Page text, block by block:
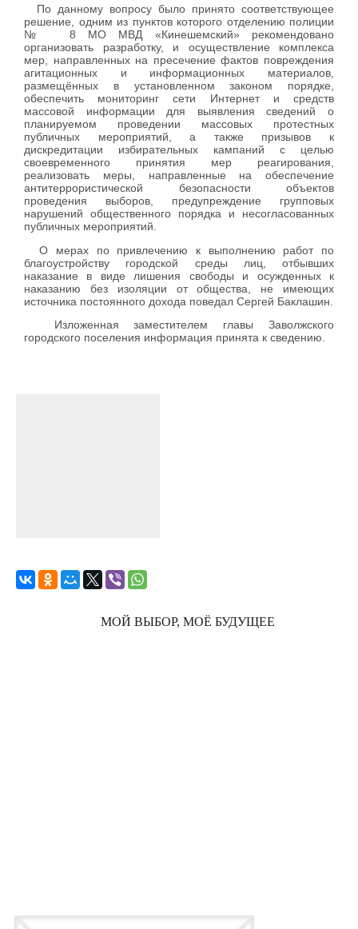
По данному вопросу было принято соответствующее
решение, одним из пунктов которого отделению полиции
№ 8 МО МВД «Кинешемский» рекомендовано
организовать разработку, и осуществление комплекса
мер, направленных на пресечение фактов повреждения
агитационных и информационных материалов,
размещённых в установленном законом порядке,
обеспечить мониторинг сети Интернет и средств
массовой информации для выявления сведений о
планируемом проведении массовых протестных
публичных мероприятий, а также призывов к
дискредитации избирательных кампаний с целью
своевременного принятия мер реагирования,
реализовать меры, направленные на обеспечение
антитеррористической безопасности объектов
проведения выборов, предупреждение групповых
нарушений общественного порядка и несогласованных
публичных мероприятий.
О мерах по привлечению к выполнению работ по
благоустройству городской среды лиц, отбывших
наказание в виде лишения свободы и осужденных к
наказанию без изоляции от общества, не имеющих
источника постоянного дохода поведал Сергей Баклашин.
Изложенная заместителем главы Заволжского
городского поселения информация принята к сведению.
МОЙ ВЫБОР, МОЁ БУДУЩЕЕ